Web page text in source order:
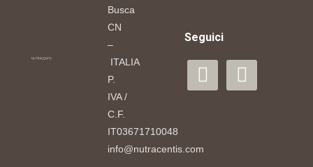
Busca
CN
–
ITALIA
P.
IVA /
C.F.
IT03671710048
info@nutracentis.com
Seguici
facebook instagram